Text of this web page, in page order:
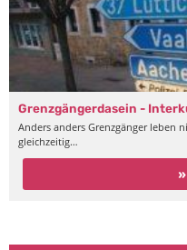
Grenzgängerdasein -
Anders anders Grenzgänger leben
gleichzeitig…